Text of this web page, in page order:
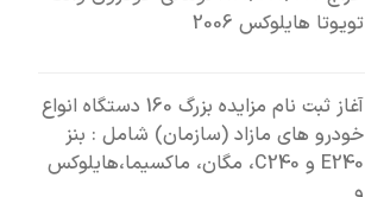
تویوتا هایلوکس 2006
آغاز ثبت نام مزایده بزرگ 160 دستگاه انواع
خودرو های مازاد (سازمان) شامل : بنز
E240 و C240، مگان، ماکسیما،هایلوکس